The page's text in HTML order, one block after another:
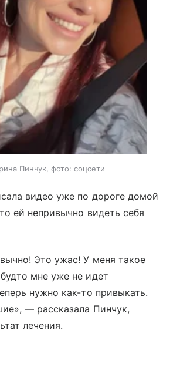
Пинчук, фото: соцсети
видео уже по дороге домой
ей непривычно видеть себя
Это ужас! У меня такое
мне уже не идет
нужно как-то привыкать.
— рассказала Пинчук,
лечения.